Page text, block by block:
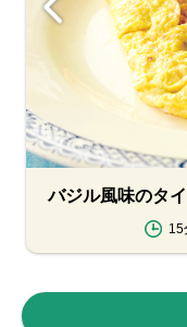
バジル風味のタ
15